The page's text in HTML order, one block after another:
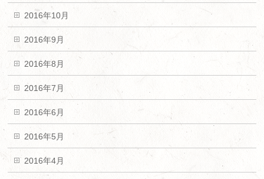
2016年10月
2016年9月
2016年8月
2016年7月
2016年6月
2016年5月
2016年4月